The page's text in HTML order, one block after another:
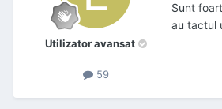
Utilizator avansat
59
Sunt
au tactul